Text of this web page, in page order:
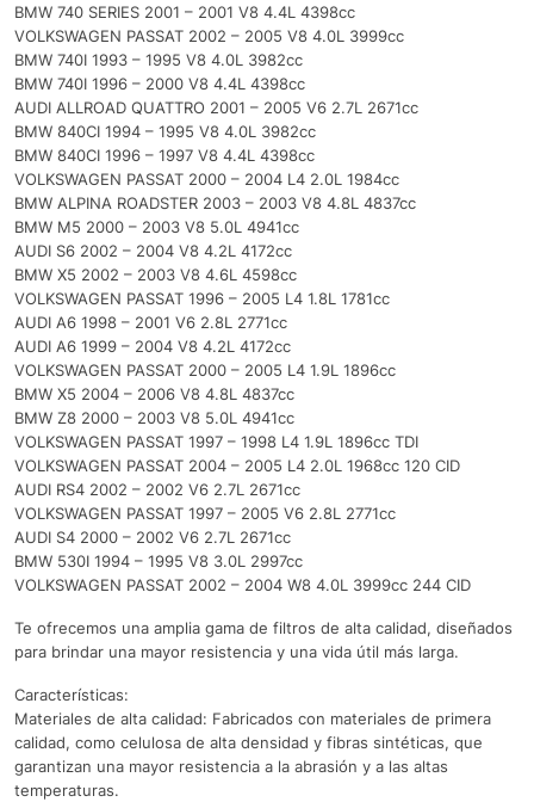
BMW 740 SERIES 2001 – 2001 V8 4.4L 4398cc
VOLKSWAGEN PASSAT 2002 – 2005 V8 4.0L 3999cc
BMW 740I 1993 – 1995 V8 4.0L 3982cc
BMW 740I 1996 – 2000 V8 4.4L 4398cc
AUDI ALLROAD QUATTRO 2001 – 2005 V6 2.7L 2671cc
BMW 840CI 1994 – 1995 V8 4.0L 3982cc
BMW 840CI 1996 – 1997 V8 4.4L 4398cc
VOLKSWAGEN PASSAT 2000 – 2004 L4 2.0L 1984cc
BMW ALPINA ROADSTER 2003 – 2003 V8 4.8L 4837cc
BMW M5 2000 – 2003 V8 5.0L 4941cc
AUDI S6 2002 – 2004 V8 4.2L 4172cc
BMW X5 2002 – 2003 V8 4.6L 4598cc
VOLKSWAGEN PASSAT 1996 – 2005 L4 1.8L 1781cc
AUDI A6 1998 – 2001 V6 2.8L 2771cc
AUDI A6 1999 – 2004 V8 4.2L 4172cc
VOLKSWAGEN PASSAT 2000 – 2005 L4 1.9L 1896cc
BMW X5 2004 – 2006 V8 4.8L 4837cc
BMW Z8 2000 – 2003 V8 5.0L 4941cc
VOLKSWAGEN PASSAT 1997 – 1998 L4 1.9L 1896cc TDI
VOLKSWAGEN PASSAT 2004 – 2005 L4 2.0L 1968cc 120 CID
AUDI RS4 2002 – 2002 V6 2.7L 2671cc
VOLKSWAGEN PASSAT 1997 – 2005 V6 2.8L 2771cc
AUDI S4 2000 – 2002 V6 2.7L 2671cc
BMW 530I 1994 – 1995 V8 3.0L 2997cc
VOLKSWAGEN PASSAT 2002 – 2004 W8 4.0L 3999cc 244 CID
Te ofrecemos una amplia gama de filtros de alta calidad, diseñados
para brindar una mayor resistencia y una vida útil más larga.
Características:
Materiales de alta calidad: Fabricados con materiales de primera
calidad, como celulosa de alta densidad y fibras sintéticas, que
garantizan una mayor resistencia a la abrasión y a las altas
temperaturas.